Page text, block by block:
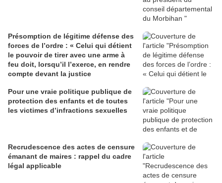
Présomption de légitime défense des
forces de l’ordre : « Celui qui détient
le pouvoir de tirer avec une arme à
feu doit, lorsqu’il l’exerce, en rendre
compte devant la justice
Pour une vraie politique publique de
protection des enfants et de toutes
les victimes d’infractions sexuelles
Recrudescence des actes de censure
émanant de maires : rappel du cadre
légal applicable